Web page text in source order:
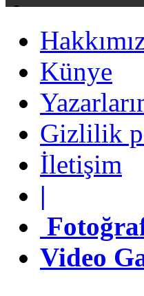
Künye
Yazarlarımız
Gizlilik politikası
İletişim
Fotoğraf Galeri
Video Galeri
Künye
Gizlilik
İletişim
|
Video